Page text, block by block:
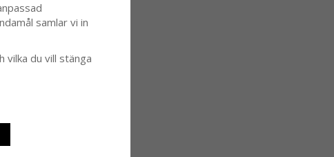
samlar vi in
vilka du vill stänga